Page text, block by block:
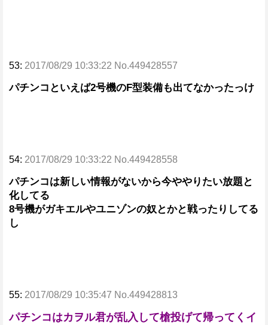
53: 2017/08/29 10:33:22 No.449428557
パチンコといえば2号機のF型装備も出てなかったっけ
54: 2017/08/29 10:33:22 No.449428558
パチンコは新しい情報がないから今ややりたい放題と
化してる
8号機がガキエルやユニゾンの奴とかと戦ったりしてる
し
55: 2017/08/29 10:35:47 No.449428813
パチンコはカヲル君が乱入して槍投げて帰ってくイ